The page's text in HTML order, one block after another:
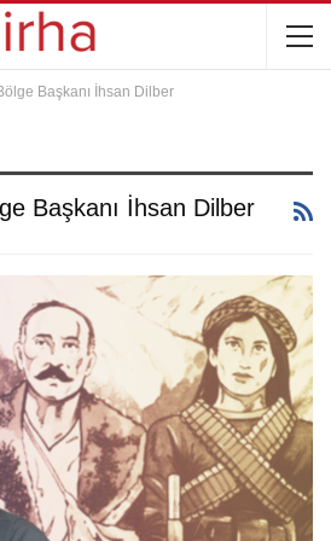
Başkanı İhsan Dilber
Başkanı İhsan Dilber